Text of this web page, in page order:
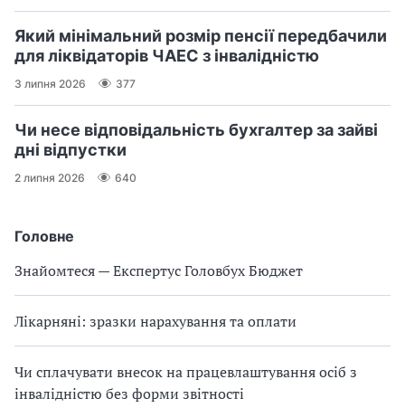
Головне
Знайомтеся — Експертус Головбух Бюджет
Лікарняні: зразки нарахування та оплати
Чи сплачувати внесок на працевлаштування осіб з
інвалідністю без форми звітності
Який мінімальний розмір пенсії передбачили
для ліквідаторів ЧАЕС з інвалідністю
3 липня 2026 377
Чи несе відповідальність бухгалтер за зайві
дні відпустки
2 липня 2026 640